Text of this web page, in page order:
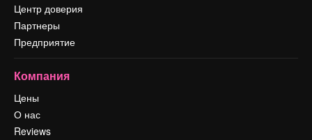
Центр доверия
Партнеры
Предприятие
Компания
Цены
О нас
Reviews